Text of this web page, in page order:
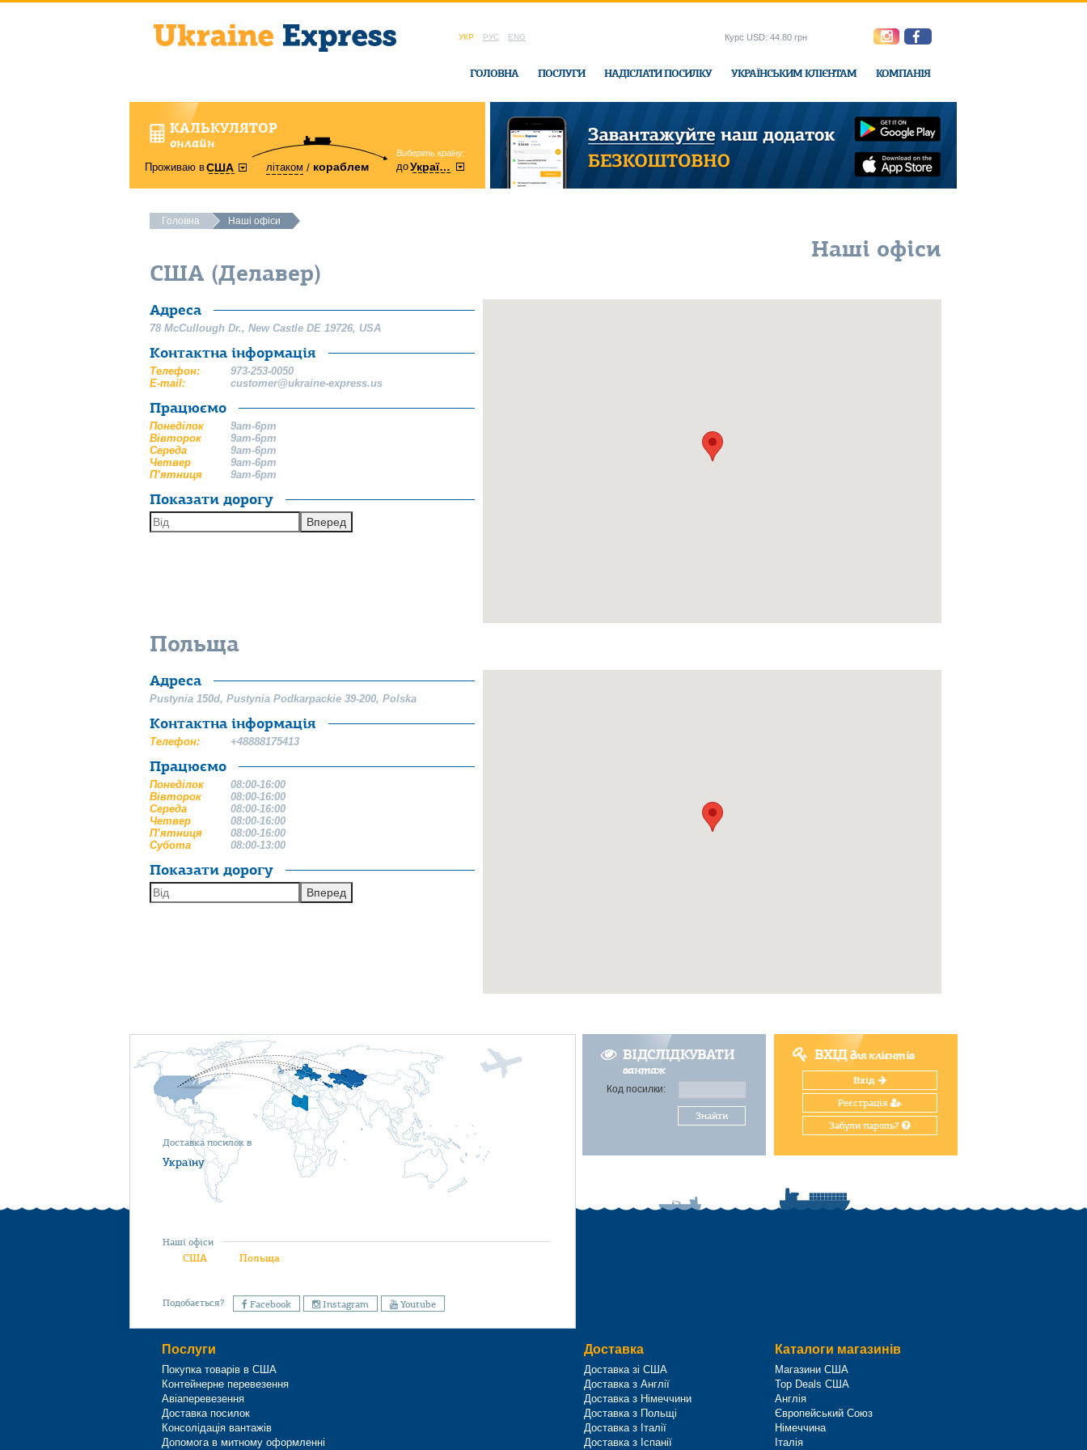
УКР РУС ENG
ГОЛОВНА ПОСЛУГИ НАДІСЛАТИ ПОСИЛКУ УКРАЇНСЬКИМ КЛІЄНТАМ КОМПАНІЯ
Курс USD: 44.80 грн
КАЛЬКУЛЯТОР
онлайн
Проживаю вСША літаком кораблем
Виберіть країну:
доУкраїни
область:
Вінницька в офісі Ukraine-Express
Головна Наші офіси
Наші офіси
США (Делавер)
Адреса
78 McCullough Dr., New Castle DE 19726, USA
Контактна інформація
Телефон:
973-253-0050
E-mail:
customer@ukraine-express.us
Працюємо
Понеділок
9am-6pm
Вівторок
9am-6pm
Середа
9am-6pm
Четвер
9am-6pm
П’ятниця
9am-6pm
Показати дорогу
Вперед
Польща
Адреса
Pustynia 150d, Pustynia Podkarpackie 39-200, Polska
Контактна інформація
Телефон: +48888175413
Працюємо
Понеділок
08:00-16:00
Вівторок
08:00-16:00
Середа
08:00-16:00
Четвер
08:00-16:00
П’ятниця
08:00-16:00
Субота
08:00-13:00
Показати дорогу
Вперед
ВІДСЛІДКУВАТИ
вантаж
Код посилки:
Знайти
ВХІДдля клієнтів
Вхід
Реєстрація
Забули пароль?
Доставка посилок в
Україну
Наші офіси
США Польща
Подобається? Facebook Instagram Youtube
Послуги
Покупка товарів в США
Контейнерне перевезення
Авіаперевезення
Доставка посилок
Консолідація вантажів
Допомога в митному оформленні
Доставка
Доставка зі США
Доставка з Англії
Доставка з Німеччини
Доставка з Польщі
Доставка з Італії
Доставка з Іспанії
Каталоги магазинів
Магазини США
Top Deals США
Англія
Європейський Союз
Німеччина
Італія